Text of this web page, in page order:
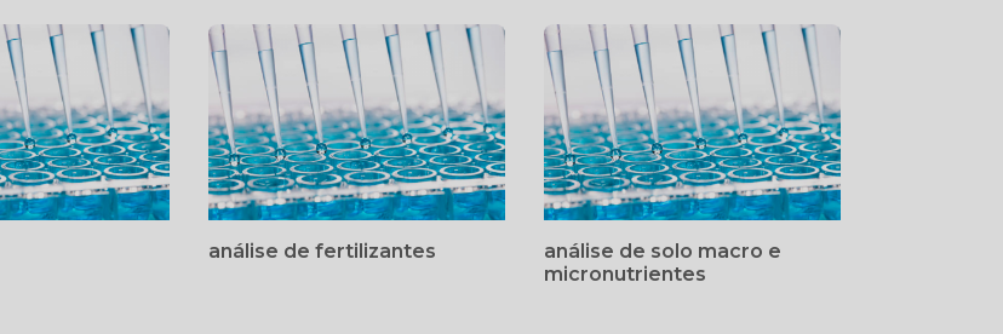
análise de fertilizantes
análise de solo macro e
micronutrientes